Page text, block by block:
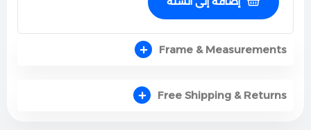
Frame & Measurements
Free Shipping & Returns